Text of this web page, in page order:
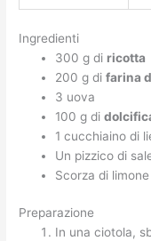
Ingredienti
300 g di ricotta
200 g difarina
3 uova
100 g di
1 cucchiaino di
Un pizzico di
Scorza di
Preparazione
In una ciotola,